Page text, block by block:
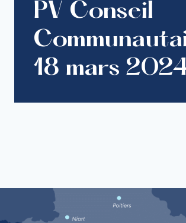
PV Conseil
18 mars